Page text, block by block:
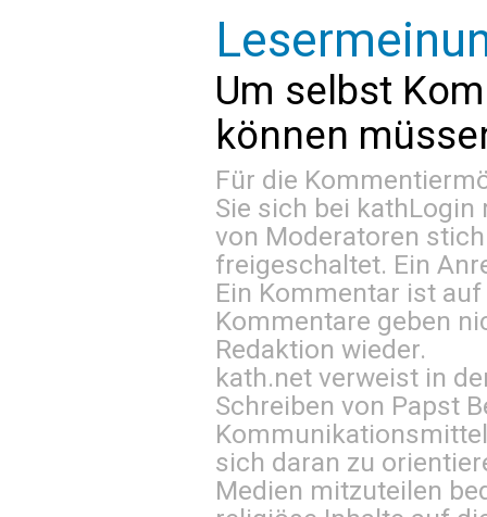
Um selbst
können
Für die
Sie sich bei kathLogin
von Moderatoren
freigeschaltet. Ein
Ein Kommentar ist
Kommentare geben
Redaktion wieder.
kath.net verweist in
Schreiben von Papst
sich daran zu
Medien mitzuteilen